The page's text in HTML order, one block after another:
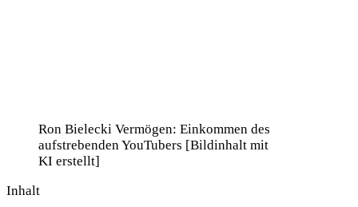
Ron Bielecki Vermögen: Einkommen des
aufstrebenden YouTubers [Bildinhalt mit
KI erstellt]
Inhalt